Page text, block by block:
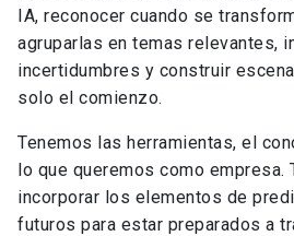
IA, reconocer cuando se
agruparlas en temas relevantes,
incertidumbres y construir
solo el comienzo.
Tenemos las herramientas, el
lo que queremos como empresa.
incorporar los elementos de
futuros para estar preparados a